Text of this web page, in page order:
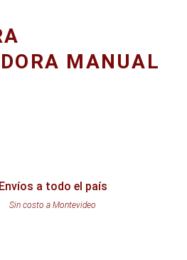
MANUAL
Envíos a todo el país
Sin costo a Montevideo